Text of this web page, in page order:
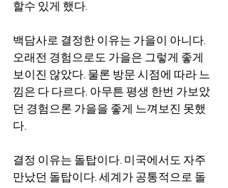
할수 있게 했다.
백담사로 결정한 이유는 가을이 아니다.
오래전 경험으로도 가을은 그렇게 좋게
보이진 않았다. 물론 방문 시점에 따라 느
낌은 다 다르다. 아무튼 평생 한번 가보았
던 경험으론 가을을 좋게 느껴보진 못했
다.
결정 이유는 돌탑이다. 미국에서도 자주
만났던 돌탑이다. 세계가 공통적으로 돌